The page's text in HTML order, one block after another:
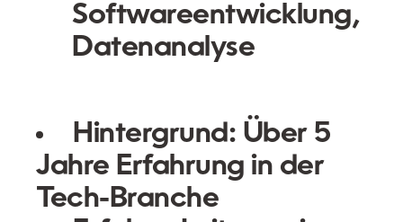
Softwareentwicklung,
Datenanalyse
Hintergrund: Über 5
Jahre Erfahrung in der
Tech-Branche